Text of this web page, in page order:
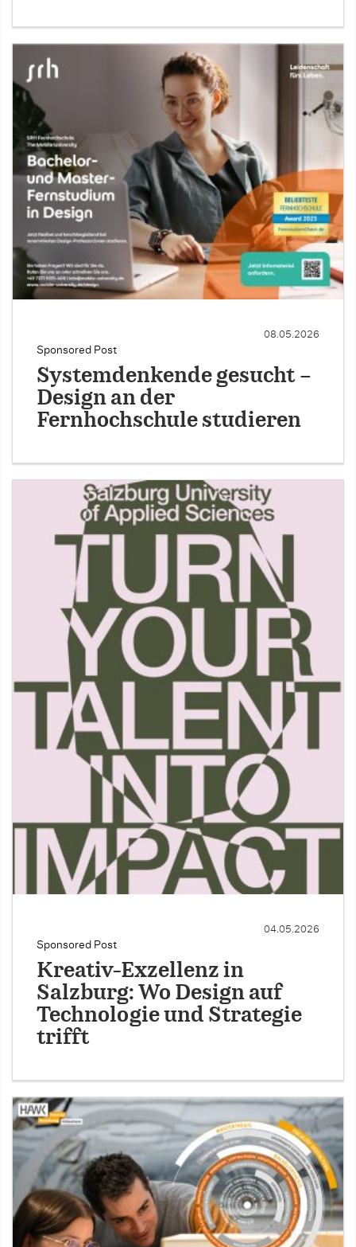
Sponsored Post
08.05.2026
Systemdenkende gesucht –
Design an der
Fernhochschule studieren
Sponsored Post
04.05.2026
Kreativ-Exzellenz in
Salzburg: Wo Design auf
Technologie und Strategie
trifft